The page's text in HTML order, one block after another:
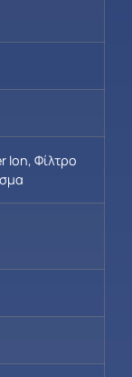
Ion, Φίλτρο